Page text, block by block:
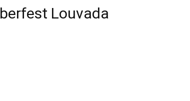
Louvada